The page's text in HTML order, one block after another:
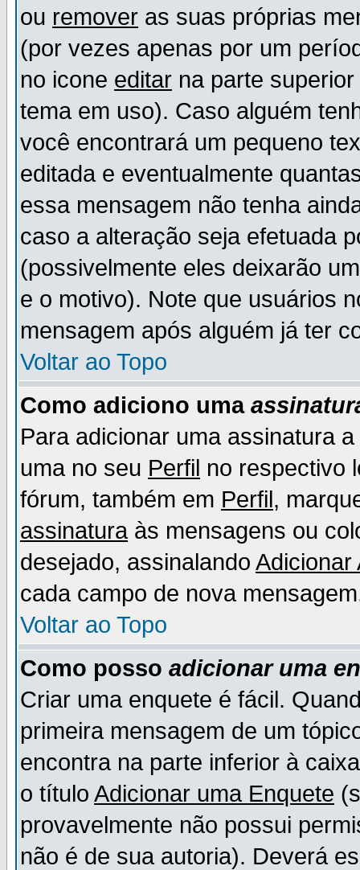
ou remover as suas próprias
(por vezes apenas por um
no icone editar na parte
tema em uso). Caso alguém
você encontrará um pequeno
editada e eventualmente
essa mensagem não tenha
caso a alteração seja efetuada
(possivelmente eles deixarão
e o motivo). Note que usuários
mensagem após alguém já ter
Voltar ao Topo
Como adiciono uma
Para adicionar uma assinatura
uma no seu Perfil no respectivo
fórum, também em Perfil,
assinaturaàs mensagens ou
desejado, assinalando Adicionar
cada campo de nova
Voltar ao Topo
Como posso adicionar uma
Criar uma enquete é fácil.
primeira mensagem de um
encontra na parte inferior à
o título Adicionar uma Enquete
provavelmente não possui
não é de sua autoria). Deverá